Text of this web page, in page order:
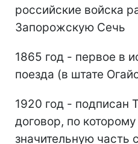
российские войска
Запорожскую Сечь
1865 год - первое в
поезда (в штате
1920 год - подписан
договор, по
значительную часть